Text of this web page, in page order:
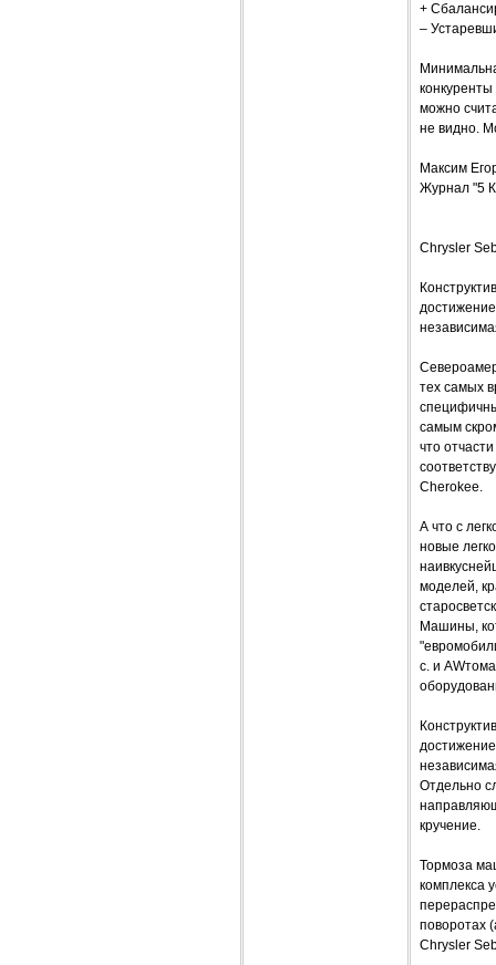
+
–
можно
не видно.
Максим
Журнал "5
Chrysler
тех самых
самым
что
Cherokee.
А что с
новые
моделей,
Машины,
с. и
Отдельно
кручение.
Тормоза
комплекса
поворотах
Chrysler